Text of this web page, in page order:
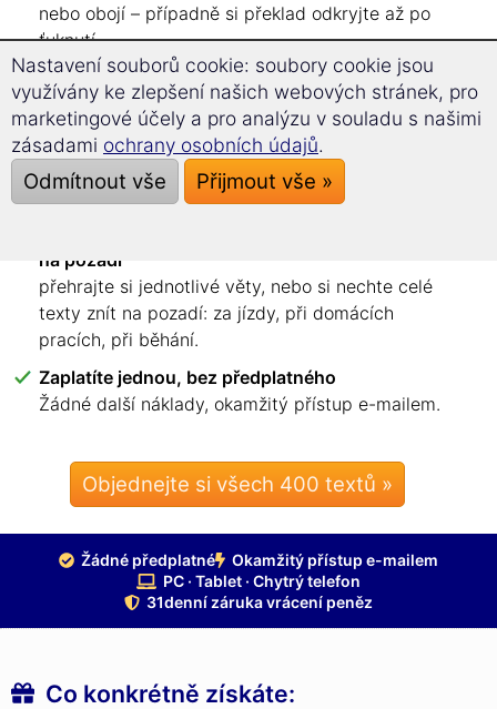
nebo obojí – případně si překlad odkryjte až po
ťuknutí.
Šest jazykových úrovní, přehledně seřazených
A1 až C2 – hned víte, kterými texty začít.
Čtěte, kde chcete
V prohlížeči na počítači, tabletu nebo chytrém
telefonu. Žádná aplikace, žádná instalace.
na pozadí
přehrajte si jednotlivé věty, nebo si nechte celé
texty znít na pozadí: za jízdy, při domácích
pracích, při běhání.
Zaplatíte jednou, bez předplatného
Žádné další náklady, okamžitý přístup e-mailem.
Objednejte si všech 400 textů »
Žádné předplatné
Okamžitý přístup e-mailem
PC · Tablet · Chytrý telefon
31denní záruka vrácení peněz
Co konkrétně získáte:
Nastavení souborů cookie: soubory cookie jsou
využívány ke zlepšení našich webových stránek, pro
marketingové účely a pro analýzu v souladu s našimi
zásadami ochrany osobních údajů.
Odmítnout vše Přijmout vše »